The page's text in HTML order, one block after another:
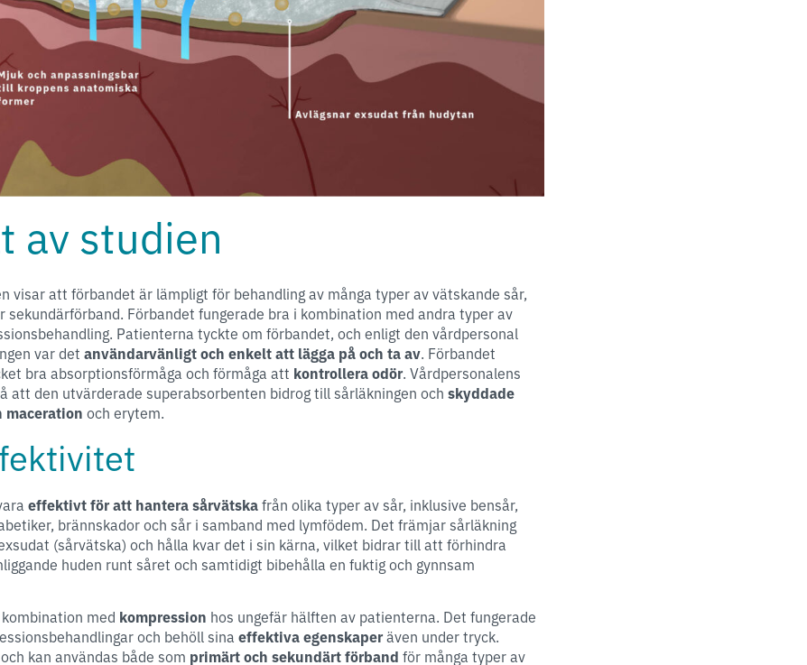
av studien
visar att förbandet är lämpligt för behandling av många typer av vätskande sår,
sekundärförband. Förbandet fungerade bra i kombination med andra typer av
Patienterna tyckte om förbandet, och enligt den vårdpersonal
var detanvändarvänligtoch enkelt att lägga på och ta av. Förbandet
bra absorptionsförmåga och förmåga att kontrollera odör. Vårdpersonalens
att den utvärderade superabsorbenten bidrog till sårläkningen ochskyddade
maceration och erytem.
effektivt för att hantera sårvätskafrån olika typer av sår, inklusive bensår,
brännskador och sår i samband med lymfödem. Det främjar sårläkning
(sårvätska) och hålla kvar det i sin kärna, vilket bidrar till att förhindra
huden runt såret och samtidigt bibehålla en fuktig och gynnsam
med kompression hos ungefär hälften av patienterna. Det fungerade
och behöll sinaeffektiva egenskaperäven under tryck.
kan användas både som primärt och sekundärt förband för många typer av